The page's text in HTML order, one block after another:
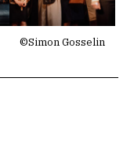
©Simon Gosselin